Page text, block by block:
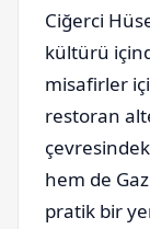
Ciğerci
kültürü
misafirler
restoran
hem de
pratik bir